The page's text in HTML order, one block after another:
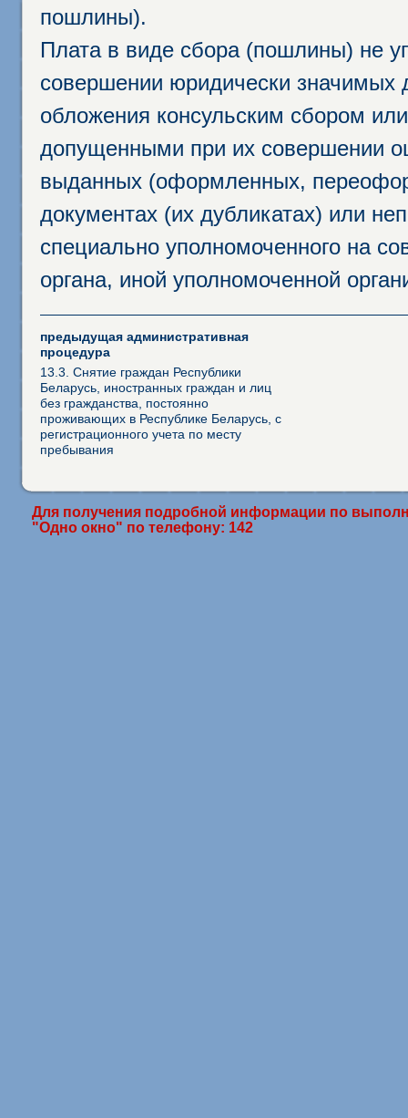
пошлины).
Плата в виде сбора (пошлины) не
совершении юридически
обложения консульским сбором
допущенными при их совершении
выданных (оформленных,
документах (их дубликатах) или
специально уполномоченного на
органа, иной уполномоченной
предыдущая административная
процедура
13.3. Снятие граждан Республики
Беларусь, иностранных граждан и лиц
без гражданства, постоянно
проживающих в Республике Беларусь, с
регистрационного учета по месту
пребывания
Для получения подробной информации по
"Одно окно" по телефону: 142